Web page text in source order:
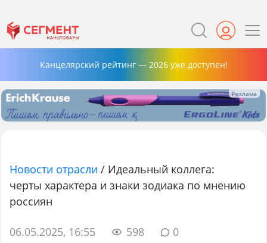
Канцелярский рейтинг — 2026 уже доступен!
Новости отрасли / Идеальный коллега:
черты характера и знаки зодиака по мнению
россиян
06.05.2025, 16:55 598 0